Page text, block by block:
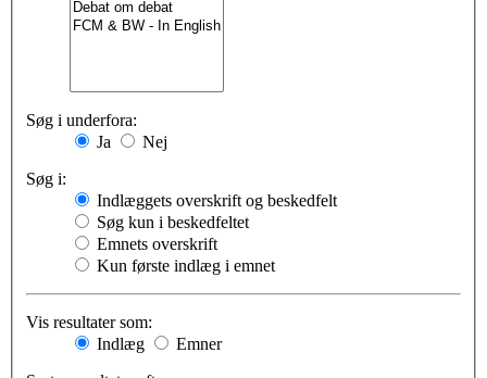
Søg i underfora:
Ja
Nej
Søg i:
Indlæggets overskrift og beskedfelt
Søg kun i beskedfeltet
Emnets overskrift
Kun første indlæg i emnet
Vis resultater som:
Indlæg
Emner